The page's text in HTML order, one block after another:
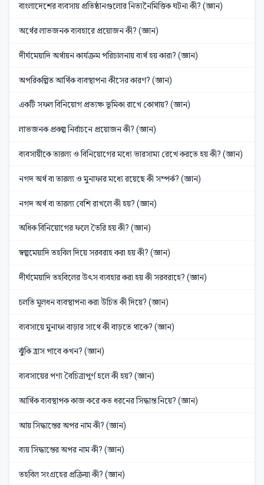
বাংলাদেশের ব্যবসায় প্রতিষ্ঠানগুলোর নিত্যনৈমিত্তিক ঘটনা কী? (জ্ঞান)
অর্থের লাভজনক ব্যবহারে প্রয়োজন কী? (জ্ঞান)
দীর্ঘমেয়াদি অর্থায়ন কার্যক্রম পরিচালনায় ব্যর্থ হয় কারা? (জ্ঞান)
অপরিকল্পিত আর্থিক ব্যবস্থাপনা কীসের কারণ? (জ্ঞান)
একটি সফল বিনিয়োগ প্রত্যক্ষ ভূমিকা রাখে কোথায়? (জ্ঞান)
লাভজনক প্রকল্প নির্বাচনে প্রয়োজন কী? (জ্ঞান)
ব্যবসায়ীকে তারল্য ও বিনিয়োগের মধ্যে ভারসাম্য রেখে করতে হয় কী? (জ্ঞান)
নগদ অর্থ বা তারল্য ও মুনাফার মধ্যে রয়েছে কী সম্পর্ক? (জ্ঞান)
নগদ অর্থ বা তারল্য বেশি রাখলে কী হয়? (জ্ঞান)
অধিক বিনিয়োগের ফলে তৈরি হয় কী? (জ্ঞান)
স্বল্পমেয়াদি তহবিল দিয়ে সরবরাহ করা হয় কী? (জ্ঞান)
দীর্ঘমেয়াদি তহবিলের উৎস ব্যবহার করা হয় কী সরবরাহে? (জ্ঞান)
চলতি মূলধন ব্যবস্থাপনা করা উচিত কী দিয়ে? (জ্ঞান)
ব্যবসায়ে মুনাফা বাড়ার সাথে কী বাড়তে থাকে? (জ্ঞান)
ঝুঁকি হ্রাস পাবে কখন? (জ্ঞান)
ব্যবসায়ের পণ্য বৈচিত্রাপূর্ণ হলে কী হয়? (জ্ঞান)
আর্থিক ব্যবস্থাপক কাজ করে কত ধরনের সিদ্ধান্ত নিয়ে? (জ্ঞান)
আয় সিদ্ধান্তের অপর নাম কী? (জ্ঞান)
ব্যয় সিদ্ধান্তের অপর নাম কী? (জ্ঞান)
তহবিল সংগ্রহের প্রক্রিয়া কী? (জ্ঞান)